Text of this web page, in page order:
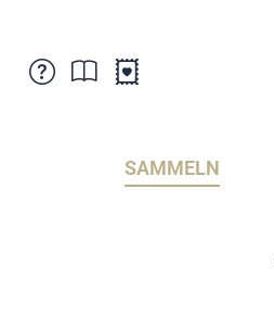
Verkaufsstellen
Abonnemente
SAMMELN